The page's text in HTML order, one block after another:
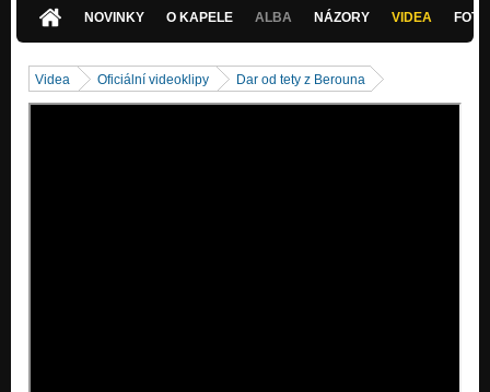
NÁLEDÍ r.2009
NOVINKY O KAPELE ALBA NÁZORY VIDEA
Videa Oficiální videoklipy Dar od tety z Berouna